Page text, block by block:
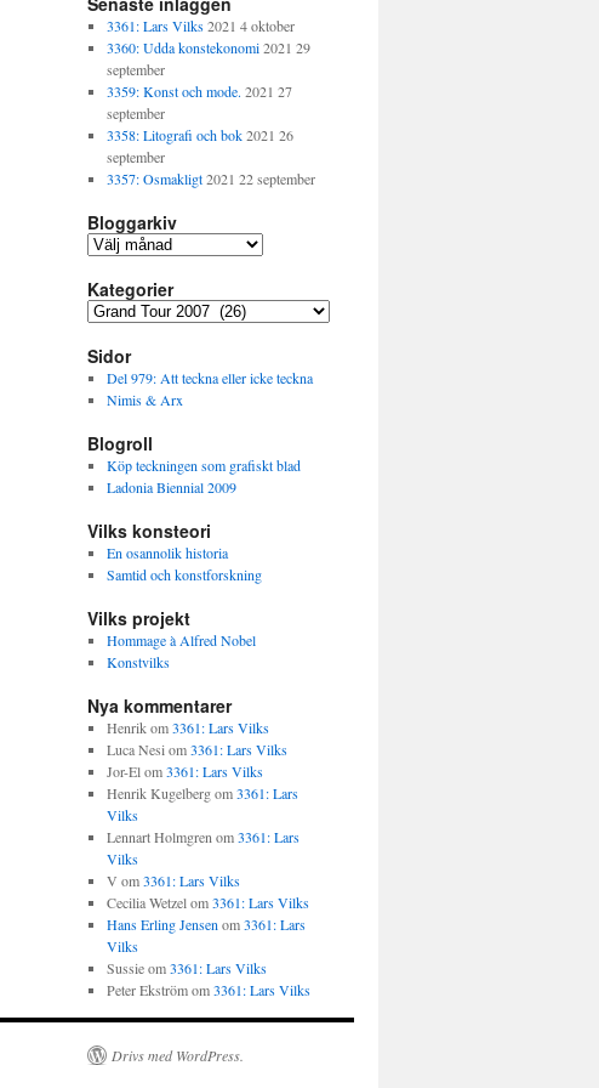
3361: Lars Vilks 2021 4 oktober
3360: Udda konstekonomi 2021 29
september
3359: Konst och mode. 2021 27
september
3358: Litografi och bok 2021 26
september
3357: Osmakligt 2021 22 september
Bloggarkiv
B
o
g
a
r
k
v
Kategorier
K
t
e
g
r
i
e
Sidor
Del 979: Att teckna eller icke teckna
Nimis & Arx
Blogroll
Köp teckningen som grafiskt blad
Ladonia Biennial 2009
Vilks konsteori
En osannolik historia
Samtid och konstforskning
Vilks projekt
Hommage à Alfred Nobel
Konstvilks
Nya kommentarer
Henrikom3361: Lars Vilks
Luca Nesi om3361: Lars Vilks
Jor-Elom3361: Lars Vilks
Henrik Kugelbergom3361: Lars
Vilks
Lennart Holmgren om3361: Lars
Vilks
V om3361: Lars Vilks
Cecilia Wetzelom3361: Lars Vilks
Hans Erling Jensen om3361: Lars
Vilks
Sussieom3361: Lars Vilks
Peter Ekströmom3361: Lars Vilks
Drivs med WordPress.